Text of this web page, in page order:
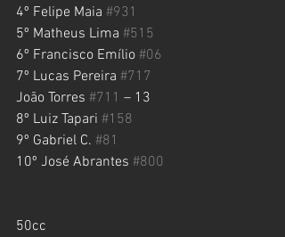
4º Felipe Maia #931
5º Matheus Lima #515
6º Francisco Emílio #06
7º Lucas Pereira #717
João Torres #711 – 13
8º Luiz Tapari #158
9º Gabriel C. #81
10º José Abrantes #800
50cc